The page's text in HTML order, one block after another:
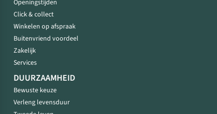
Openingstijden
Click & collect
Winkelen op afspraak
Buitenvriend voordeel
Zakelijk
Services
DUURZAAMHEID
Bewuste keuze
Verleng levensduur